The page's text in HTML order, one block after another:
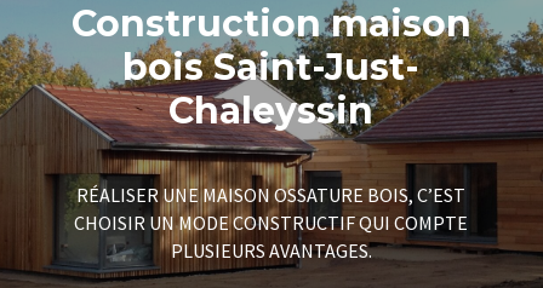
Construction maison
bois Saint-Just-
Chaleyssin
RÉALISER UNE MAISON OSSATURE BOIS, C’EST
CHOISIR UN MODE CONSTRUCTIF QUI COMPTE
PLUSIEURS AVANTAGES.